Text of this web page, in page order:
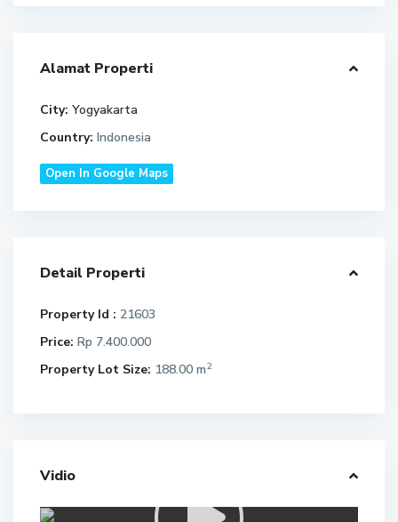
Alamat Properti
City: Yogyakarta
Country: Indonesia
Open In Google Maps
Detail Properti
Property Id : 21603
Price: Rp 7.400.000
Property Lot Size: 188.00 m2
Vidio